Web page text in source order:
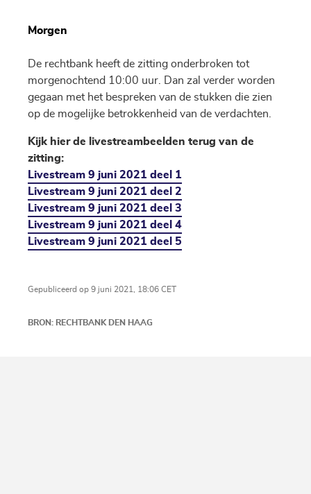
Morgen
De rechtbank heeft de zitting onderbroken tot
morgenochtend 10:00 uur. Dan zal verder worden
gegaan met het bespreken van de stukken die zien
op de mogelijke betrokkenheid van de verdachten.
Kijk hier de livestreambeelden terug van de
zitting:
Livestream 9 juni 2021 deel 1
Livestream 9 juni 2021 deel 2
Livestream 9 juni 2021 deel 3
Livestream 9 juni 2021 deel 4
Livestream 9 juni 2021 deel 5
Gepubliceerd op 9 juni 2021, 18:06 CET
BRON: RECHTBANK DEN HAAG